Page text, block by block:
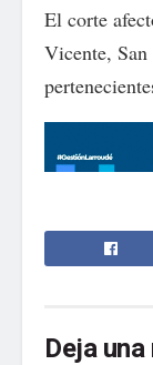
El corte
Vicente,
Deja